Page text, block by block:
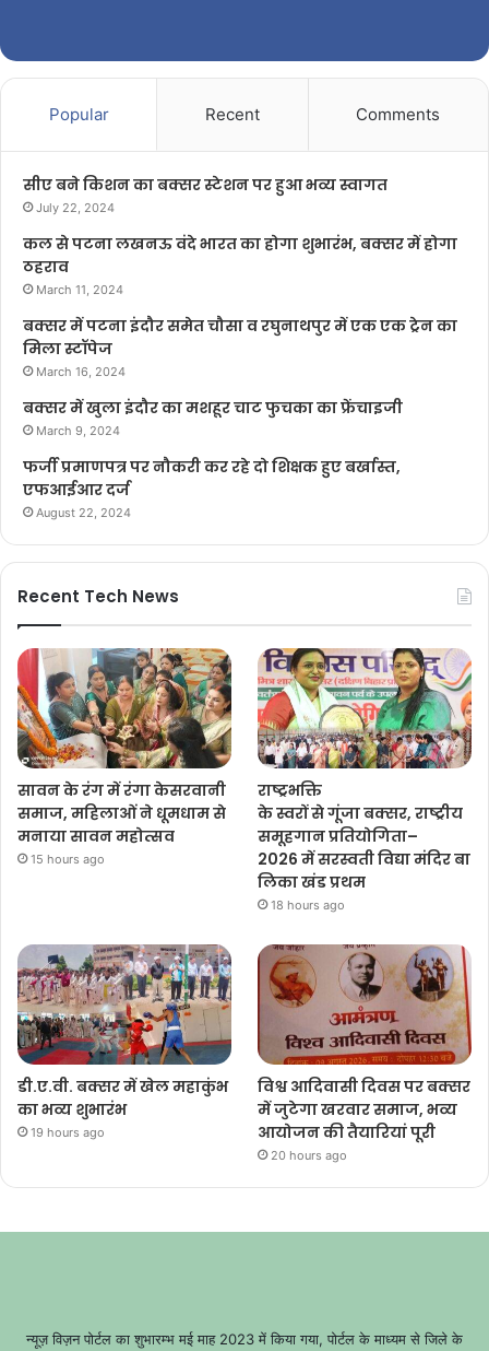
Popular Recent Comments
सीए बने किशन का बक्सर स्टेशन पर हुआ भव्य स्वागत
July 22, 2024
कल से पटना लखनऊ वंदे भारत का होगा शुभारंभ, बक्सर में होगा
ठहराव
March 11, 2024
बक्सर में पटना इंदौर समेत चौसा व रघुनाथपुर में एक एक ट्रेन का
मिला स्टॉपेज
March 16, 2024
बक्सर में खुला इंदौर का मशहूर चाट फुचका का फ्रेंचाइजी
March 9, 2024
फर्जी प्रमाणपत्र पर नौकरी कर रहे दो शिक्षक हुए बर्खास्त,
एफआईआर दर्ज
August 22, 2024
Recent Tech News
सावन के रंग में रंगा केसरवानी
समाज, महिलाओं ने धूमधाम से
मनाया सावन महोत्सव
15 hours ago
राष्ट्रभक्ति
के स्वरों से गूंजा बक्सर, राष्ट्रीय
समूहगान प्रतियोगिता–
2026 में सरस्वती विद्या मंदिर बा
लिका खंड प्रथम
18 hours ago
डी.ए.वी. बक्सर में खेल महाकुंभ
का भव्य शुभारंभ
19 hours ago
विश्व आदिवासी दिवस पर बक्सर
में जुटेगा खरवार समाज, भव्य
आयोजन की तैयारियां पूरी
20 hours ago
न्यूज़ विज़न पोर्टल का शुभारम्भ मई माह 2023 में किया गया, पोर्टल के माध्यम से जिले के